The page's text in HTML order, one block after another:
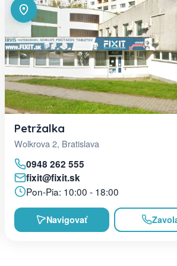
Petržalka
Wolkrova 2, Bratislava
0948 262 555
fixit@fixit.sk
Pon-Pia: 10:00 - 18:00
Navigovať